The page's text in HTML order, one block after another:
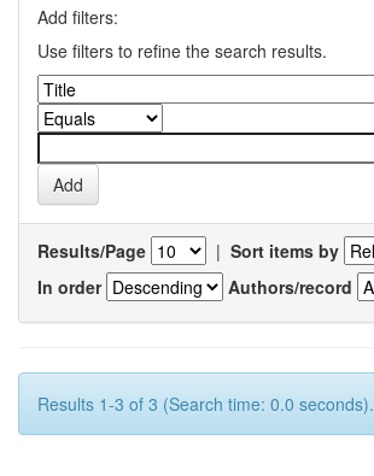
Add filters:
Use filters to refine the search results.
Results/Page | Sort items by
In order
Authors/record
Results 1-3 of 3 (Search time: 0.0 seconds).